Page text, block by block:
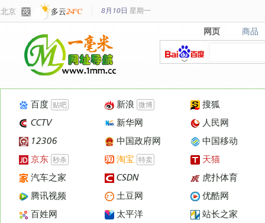
北京 多云24℃ 8月10日 星期一
网页
网页 商品
商品
百度 贴吧 新浪 微博
搜狐
CCTV
新华网
人民网
12306
中国政府网
中国移动
京东 秒杀 淘宝 特卖
天猫
汽车之家
CSDN
虎扑体育
腾讯视频
土豆网
优酷网
百姓网
太平洋
站长之家